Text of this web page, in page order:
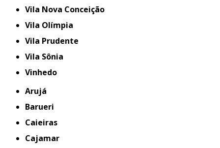
Vila Nova Conceição
Vila Olímpia
Vila Prudente
Vila Sônia
Vinhedo
Arujá
Barueri
Caieiras
Cajamar